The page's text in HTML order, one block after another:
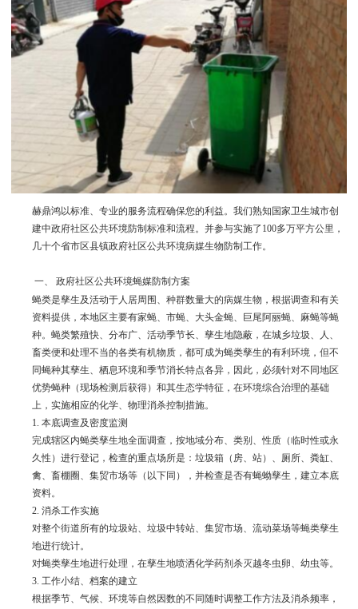
赫鼎鸿以标准、专业的服务流程确保您的利益。我们熟知国家卫生城市创
建中政府社区公共环境防制标准和流程。并参与实施了 100多万平方公里，
几十个省市区县镇政府社区公共环境病媒生物防制工作。
一、
政府社区公共环境蝇媒防制方案
蝇类是孳生及活动于人居周围、种群数量大的病媒生物，根据调查和有关
资料提供，本地区主要有家蝇、市蝇、大头金蝇、巨尾阿丽蝇、麻蝇等蝇
种。蝇类繁殖快、分布广、活动季节长、孳生地隐蔽，在城乡垃圾、人、
畜类便和处理不当的各类有机物质，都可成为蝇类孳生的有利环境，但不
同蝇种其孳生、栖息环境和季节消长特点各异，因此，必须针对不同地区
优势蝇种（现场检测后获得）和其生态学特征，在环境综合治理的基础
上，实施相应的化学、物理消杀控制措施。
1. 本底调查及密度监测
完成辖区内蝇类孳生地全面调查，按地域分布、类别、性质（临时性或永
久性）进行登记，检查的重点场所是：垃圾箱（房、站）、厕所、粪缸、
禽、畜棚圈、集贸市场等（以下同），并检查是否有蝇蚴孳生，建立本底
资料。
2. 消杀工作实施
对整个街道所有的垃圾站、垃圾中转站、集贸市场、流动菜场等蝇类孳生
地进行统计。
对蝇类孳生地进行处理，在孳生地喷洒化学药剂杀灭越冬虫卵、幼虫等。
3. 工作小结、档案的建立
根据季节、气候、环境等自然因数的不同随时调整工作方法及消杀频率，